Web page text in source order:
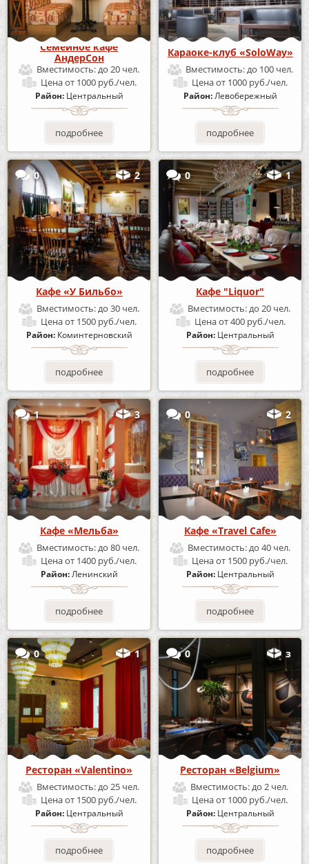
Семейное кафе
АндерСон
Вместимость:до 20 чел.
Ценаот 1000 руб./чел.
Район: Центральный
подробнее
Караоке-клуб «SoloWay»
Вместимость:до 100 чел.
Ценаот 1000 руб./чел.
Район:Левобережный
подробнее
0 2
Кафе «У Бильбо»
Вместимость:до 30 чел.
Ценаот 1500 руб./чел.
Район: Коминтерновский
подробнее
0 1
Кафе "Liquor"
Вместимость:до 20 чел.
Ценаот 400 руб./чел.
Район: Центральный
подробнее
1 3
Кафе «Мельба»
Вместимость:до 80 чел.
Ценаот 1400 руб./чел.
Район:Ленинский
подробнее
0 2
Кафе «Travel Cafe»
Вместимость:до 40 чел.
Ценаот 1500 руб./чел.
Район: Центральный
подробнее
0 1
Ресторан «Valentino»
Вместимость: до 25 чел.
Ценаот 1500 руб./чел.
Район: Центральный
подробнее
0 з
Ресторан «Belgium»
Вместимость: до 2 чел.
Ценаот 1000 руб./чел.
Район: Центральный
подробнее